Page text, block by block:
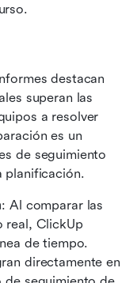
destacan
superan las
a resolver
es un
de seguimiento
planificación.
: Al comparar las
real, ClickUp
de tiempo.
directamente en